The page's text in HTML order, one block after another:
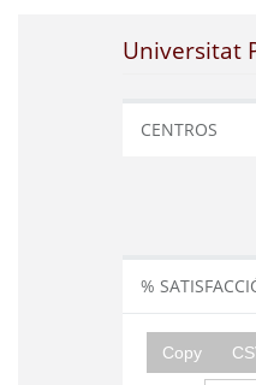
Universitat
CENTROS
%
Copy